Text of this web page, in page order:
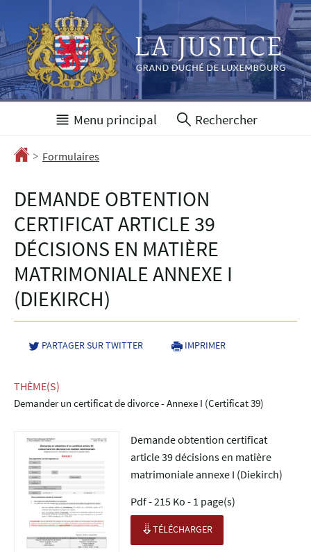
à
la
navigation
au
contenu
Menu principal Rechercher
Accueil
> Formulaires
DEMANDE OBTENTION
CERTIFICAT ARTICLE 39
DÉCISIONS EN MATIÈRE
MATRIMONIALE ANNEXE I
(DIEKIRCH)
PARTAGER SUR TWITTER- NOUVELLE FENÊTRE
IMPRIMER
THÈME(S)
Demander un certificat de divorce - Annexe I (Certificat 39)
Demande obtention certificat
article 39 décisions en matière
matrimoniale annexe I (Diekirch)
Pdf - 215 Ko - 1 page(s)
TÉLÉCHARGER